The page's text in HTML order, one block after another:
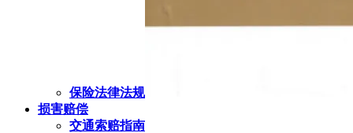
保险法律法规
损害赔偿
交通索赔指南